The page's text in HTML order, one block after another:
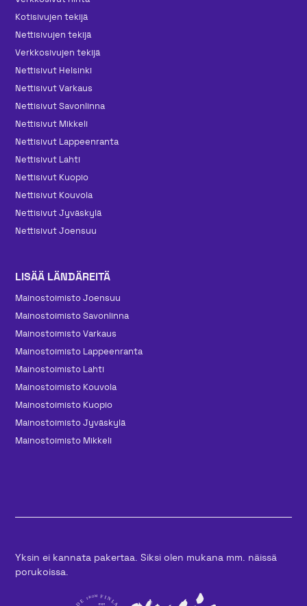
Kotisivujen tekijä
Nettisivujen tekijä
Verkkosivujen tekijä
Nettisivut Helsinki
Nettisivut Varkaus
Nettisivut Savonlinna
Nettisivut Mikkeli
Nettisivut Lappeenranta
Nettisivut Lahti
Nettisivut Kuopio
Nettisivut Kouvola
Nettisivut Jyväskylä
Nettisivut Joensuu
LISÄÄ LÄNDÄREITÄ
Mainos­toimisto Joensuu
Mainos­toimisto Savonlinna
Mainos­toimisto Varkaus
Mainos­toimisto Lappeenranta
Mainos­toimisto Lahti
Mainos­toimisto Kouvola
Mainos­toimisto Kuopio
Mainos­toimisto Jyväskylä
Mainos­toimisto Mikkeli
Yksin ei kannata pakertaa. Siksi olen mukana mm. näissä
porukoissa.